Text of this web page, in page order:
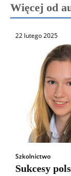
Więcej od
22 lutego 2025
Szkolnictwo
Sukcesy